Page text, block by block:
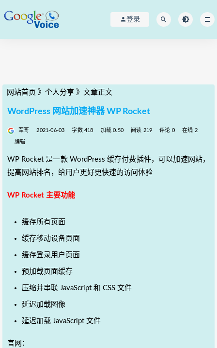
登录
网站首页 》 个人分享 》 文章正文
WordPress 网站加速神器 WP Rocket
军哥 2021-06-03 字数 418 加载 0.50 阅读 219 评论 0 在线 2
编辑
WP Rocket 是一款 WordPress 缓存付费插件，可以加速网站，
提高网站排名，给用户更好更快速的访问体验
WP Rocket 主要功能
缓存所有页面
缓存移动设备页面
缓存登录用户页面
预加载页面缓存
压缩并串联 JavaScript 和 CSS 文件
延迟加载图像
延迟加载 JavaScript 文件
官网：